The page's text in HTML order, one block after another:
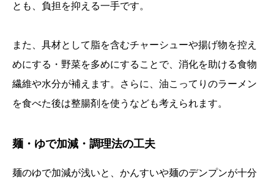
とも、負担を抑える一手です。
また、具材として脂を含むチャーシューや揚げ物を控え
めにする・野菜を多めにすることで、消化を助ける食物
繊維や水分が補えます。さらに、油こってりのラーメン
を食べた後は整腸剤を使うなども考えられます。
麺・ゆで加減・調理法の工夫
麺のゆで加減が浅いと、かんすいや麺のデンプンが十分